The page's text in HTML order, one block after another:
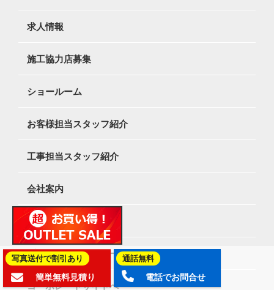
求人情報
施工協力店募集
ショールーム
お客様担当スタッフ紹介
工事担当スタッフ紹介
会社案内
特定商取引法表記
プライバシーポリシー
コーポレートサイトへ
写真送付で割引あり
簡単無料見積り
通話無料
電話でお問合せ